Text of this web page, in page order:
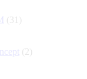
(31)
(2)